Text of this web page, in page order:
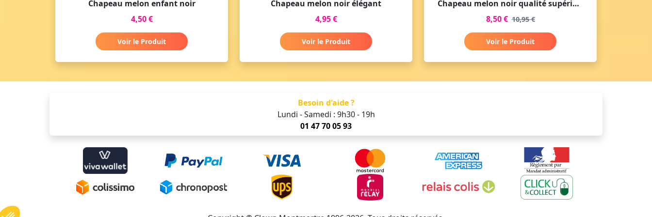
Chapeau melon enfant noir
4,50 €
Voir le Produit
Chapeau melon noir élégant
4,95 €
Voir le Produit
Chapeau melon noir qualité supérieur
8,50 € 10,95 €
Voir le Produit
Besoin d'aide ?
Lundi - Samedi : 9h30 - 19h
01 47 70 05 93